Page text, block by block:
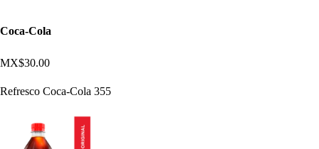
Coca-Cola
MX$30.00
Refresco Coca-Cola 355